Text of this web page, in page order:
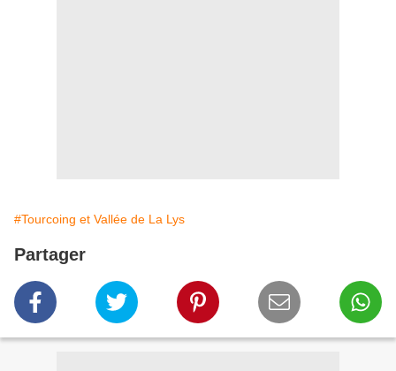
#Tourcoing et Vallée de La Lys
Partager